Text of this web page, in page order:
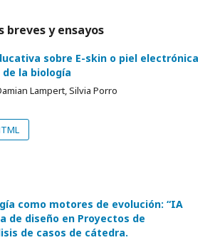
breves y ensayos
sobre E-skin o piel electrónica
la biología
Lampert, Silvia Porro
como motores de evolución: “IA
de diseño en Proyectos de
de casos de cátedra.